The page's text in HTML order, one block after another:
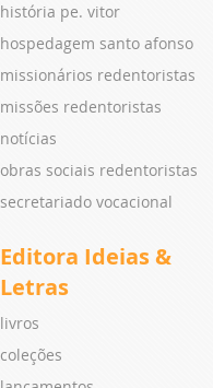
história pe. vitor
hospedagem santo afonso
missionários redentoristas
missões redentoristas
notícias
obras sociais redentoristas
secretariado vocacional
Editora Ideias &
Letras
livros
coleções